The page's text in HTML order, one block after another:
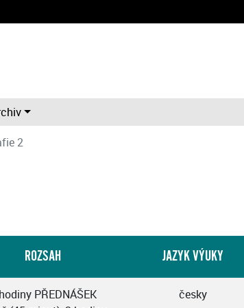
2
ROZSAH JAZYK VÝUKY
PŘEDNÁŠEK
česky